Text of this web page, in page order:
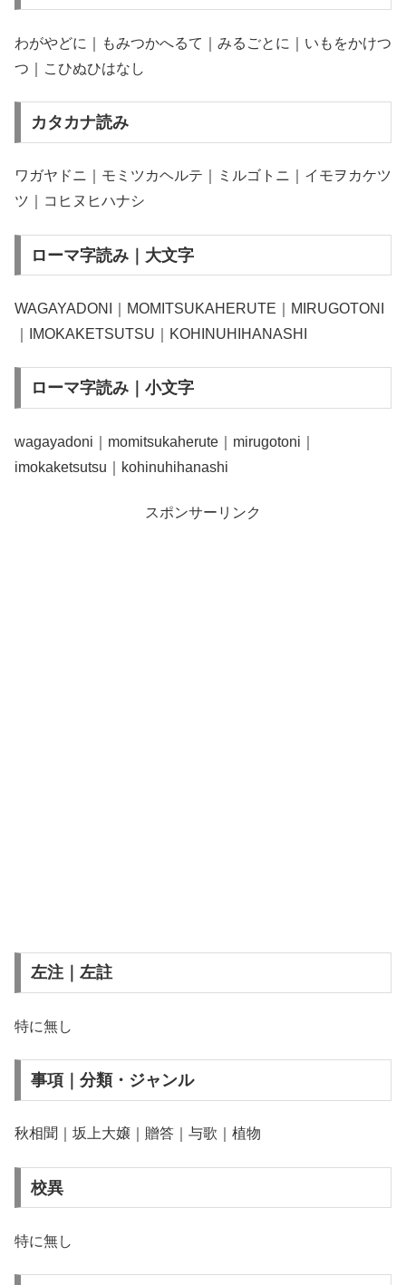
わがやどに｜もみつかへるて｜みるごとに｜いもをかけつ
つ｜こひぬひはなし
カタカナ読み
ワガヤドニ｜モミツカヘルテ｜ミルゴトニ｜イモヲカケツ
ツ｜コヒヌヒハナシ
ローマ字読み｜大文字
WAGAYADONI｜MOMITSUKAHERUTE｜MIRUGOTONI
｜IMOKAKETSUTSU｜KOHINUHIHANASHI
ローマ字読み｜小文字
wagayadoni｜momitsukaherute｜mirugotoni｜
imokaketsutsu｜kohinuhihanashi
スポンサーリンク
左注｜左註
特に無し
事項｜分類・ジャンル
秋相聞｜坂上大嬢｜贈答｜与歌｜植物
校異
特に無し